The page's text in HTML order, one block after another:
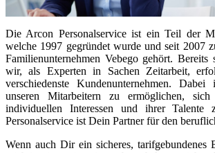
Die Arcon Personalservice ist ein Teil der
welche 1997 gegründet wurde und seit 2007
Familienunternehmen Vebego gehört. Bereits
wir, als Experten in Sachen Zeitarbeit,
verschiedenste Kundenunternehmen.
unseren Mitarbeitern zu ermöglichen, sich
individuellen Interessen und ihrer Talente
Personalservice ist Dein Partner für den
Wenn auch Dir ein sicheres, tarifgebundenes